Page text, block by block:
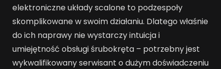
elektroniczne układy scalone to podzespoły
skomplikowane w swoim działaniu. Dlatego właśnie
do ich naprawy nie wystarczy intuicja i
umiejętność obsługi śrubokręta – potrzebny jest
wykwalifikowany serwisant o dużym doświadczeniu